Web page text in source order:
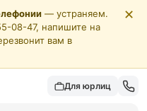
— устраняем.
08-47, напишите на
вам в
✕
Для юрлиц